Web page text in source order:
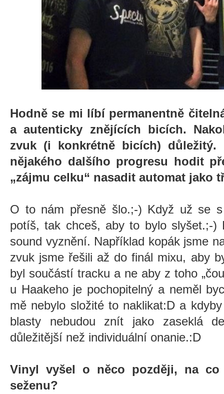
Hodně se mi líbí permanentně
a autenticky znějících bicích.
zvuk (i konkrétně bicích)
nějakého dalšího progresu hodit
„zájmu celku“ nasadit automat jako
O to nám přesně šlo.;-) Když už se
potíš, tak chceš, aby to bylo slyšet.;-)
sound vyznění. Například kopák jsme
zvuk jsme řešili až do finál mixu, aby
byl součástí tracku a ne aby z toho „
u Haakeho je pochopitelný a neměl
mě nebylo složité to naklikat:D a
blasty nebudou znít jako zaseklá
důležitější než individuální onanie.:D
Vinyl vyšel o něco později, na
seženu?